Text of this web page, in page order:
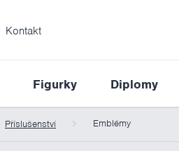
Kontakt
Figurky Diplomy
Příslušenství Emblémy